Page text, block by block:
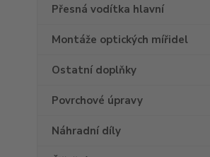
Přesná vodítka hlavní
Montáže optických mířidel
Ostatní doplňky
Povrchové úpravy
Náhradní díly